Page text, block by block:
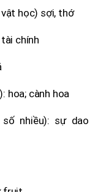
học) sợi, thớ
chính
hoa; cành hoa
nhiều): sự dao